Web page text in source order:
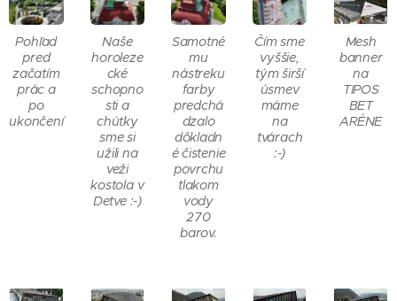
Pohľad
pred
začatím
prác a
po
ukončení
Naše
horoleze
cké
schopno
sti a
chúťky
sme si
užili na
veži
kostola v
Detve :-)
Samotné
mu
nástreku
farby
predchá
dzalo
dôkladn
é čistenie
povrchu
tlakom
vody
270
barov.
Čím sme
vyššie,
tým širší
úsmev
máme
na
tvárach
:-)
Mesh
banner
na
TIPOS
BET
ARÉNE